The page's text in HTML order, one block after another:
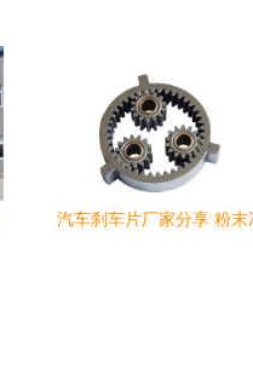
汽车刹车片厂家分享 粉末